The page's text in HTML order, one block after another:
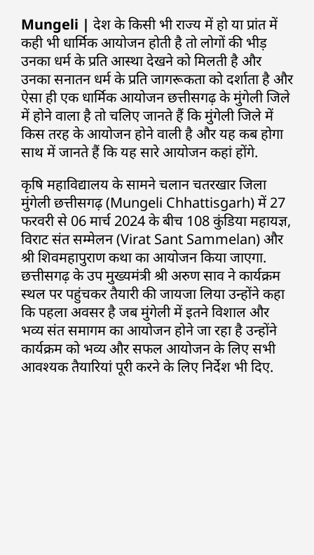
Mungeli | देश के किसी भी राज्य में हो या प्रांत में
कही भी धार्मिक आयोजन होती है तो लोगों की भीड़
उनका धर्म के प्रति आस्था देखने को मिलती है और
उनका सनातन धर्म के प्रति जागरूकता को दर्शाता है और
ऐसा ही एक धार्मिक आयोजन छत्तीसगढ़ के मुंगेली जिले
में होने वाला है तो चलिए जानते हैं कि मुंगेली जिले में
किस तरह के आयोजन होने वाली है और यह कब होगा
साथ में जानते हैं कि यह सारे आयोजन कहां होंगे.
कृषि महाविद्यालय के सामने चलान चतरखार जिला
मुंगेली छत्तीसगढ़ (Mungeli Chhattisgarh) में 27
फरवरी से 06 मार्च 2024 के बीच 108 कुंडिया महायज्ञ,
विराट संत सम्मेलन (Virat Sant Sammelan) और
श्री शिवमहापुराण कथा का आयोजन किया जाएगा.
छत्तीसगढ़ के उप मुख्यमंत्री श्री अरुण साव ने कार्यक्रम
स्थल पर पहुंचकर तैयारी की जायजा लिया उन्होंने कहा
कि पहला अवसर है जब मुंगेली में इतने विशाल और
भव्य संत समागम का आयोजन होने जा रहा है उन्होंने
कार्यक्रम को भव्य और सफल आयोजन के लिए सभी
आवश्यक तैयारियां पूरी करने के लिए निर्देश भी दिए.